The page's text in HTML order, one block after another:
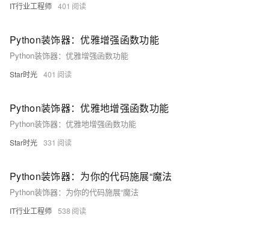
IT行业工程师 401
Python装饰器：优雅增强函数功能
Python装饰器：优雅增强函数功能
Star时光 401
Python装饰器：优雅地增强函数功能
Python装饰器：优雅地增强函数功能
Star时光 331
Python装饰器：为你的代码施展“魔法
Python装饰器：为你的代码施展“魔法
IT行业工程师 538